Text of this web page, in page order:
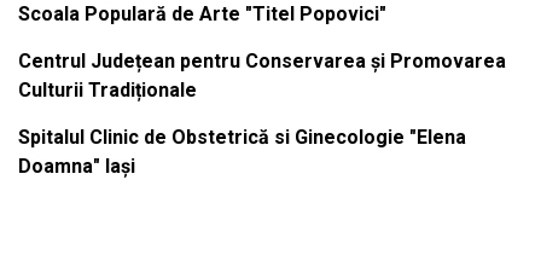
Scoala Populară de Arte "Titel Popovici"
Centrul Județean pentru Conservarea și Promovarea
Culturii Tradiționale
Spitalul Clinic de Obstetrică si Ginecologie "Elena
Doamna" Iași